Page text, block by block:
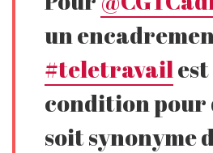
un
#teletravail
condition pour
soit synonyme